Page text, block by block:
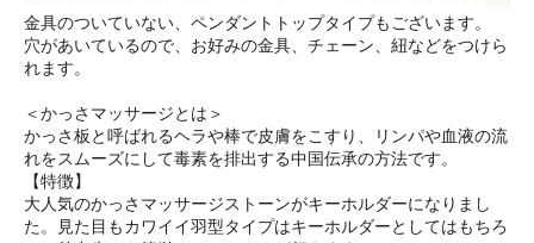
金具のついていない、ペンダントトップタイプもございます。
穴があいているので、お好みの金具、チェーン、紐などをつけら
れます。
＜かっさマッサージとは＞
かっさ板と呼ばれるヘラや棒で皮膚をこすり、リンパや血液の流
れをスムーズにして毒素を排出する中国伝承の方法です。
【特徴】
大人気のかっさマッサージストーンがキーホルダーになりまし
た。見た目もカワイイ羽型タイプはキーホルダーとしてはもちろ